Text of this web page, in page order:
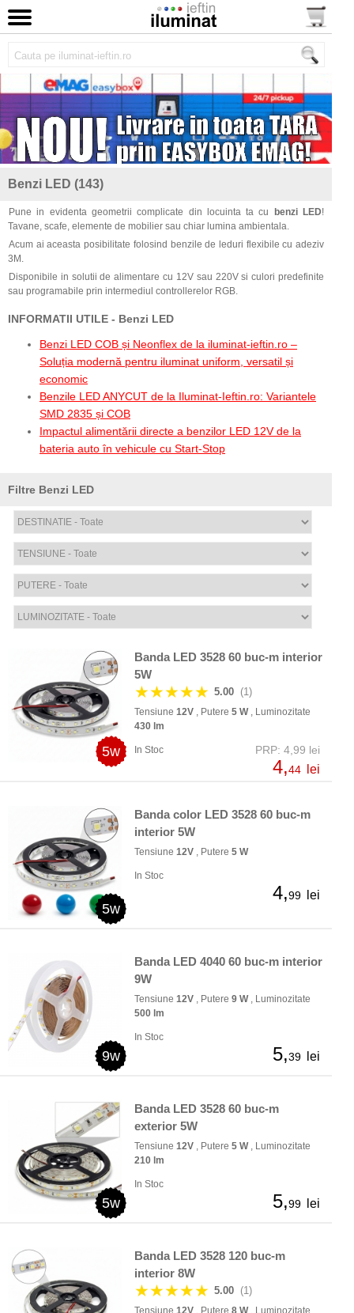
Benzi LED (143)
Pune in evidenta geometrii complicate din locuinta ta cu benzi LED!
Tavane, scafe, elemente de mobilier sau chiar lumina ambientala.
Acum ai aceasta posibilitate folosind benzile de leduri flexibile cu adeziv
3M.
Disponibile in solutii de alimentare cu 12V sau 220V si culori predefinite
sau programabile prin intermediul controllerelor RGB.
INFORMATII UTILE - Benzi LED
Benzi LED COB și Neonflex de la iluminat-ieftin.ro –
Soluția modernă pentru iluminat uniform, versatil și
economic
Benzile LED ANYCUT de la Iluminat-Ieftin.ro: Variantele
SMD 2835 și COB
Impactul alimentării directe a benzilor LED 12V de la
bateria auto în vehicule cu Start-Stop
Filtre Benzi LED
5w
Banda LED 3528 60 buc-m interior
5W
★★★★★ 5.00 (1)
Tensiune 12V , Putere 5 W, Luminozitate
430 lm
In Stoc PRP: 4,99 lei
4,44 lei
5w
Banda color LED 3528 60 buc-m
interior 5W
Tensiune 12V , Putere 5 W
In Stoc
4,99 lei
9w
Banda LED 4040 60 buc-m interior
9W
Tensiune 12V , Putere 9 W, Luminozitate
500 lm
In Stoc
5,39 lei
5w
Banda LED 3528 60 buc-m
exterior 5W
Tensiune 12V , Putere 5 W, Luminozitate
210 lm
In Stoc
5,99 lei
Banda LED 3528 120 buc-m
interior 8W
★★★★★ 5.00 (1)